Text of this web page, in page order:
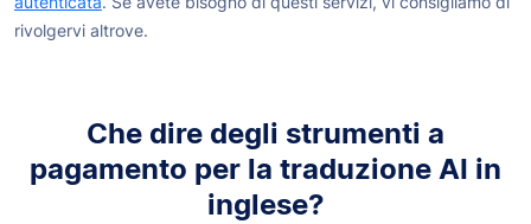
rivolgervi altrove.
Che dire degli strumenti a
pagamento per la traduzione AI in
inglese?